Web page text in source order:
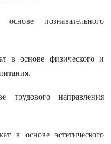
познавательного
в основе физического и
направления
в основе эстетического